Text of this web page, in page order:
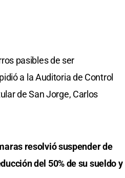
pasibles de ser
a la Auditoria de Control
de San Jorge, Carlos
resolvió suspender de
del 50% de su sueldo y